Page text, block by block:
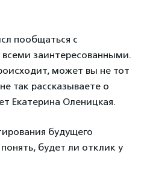
пообщаться с
заинтересованными.
может вы не тот
так рассказываете о
Екатерина Оленицкая.
будущего
будет ли отклик у